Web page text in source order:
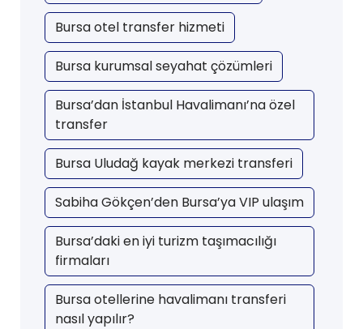
Bursa otel transfer hizmeti
Bursa kurumsal seyahat çözümleri
Bursa’dan İstanbul Havalimanı’na özel
transfer
Bursa Uludağ kayak merkezi transferi
Sabiha Gökçen’den Bursa’ya VIP ulaşım
Bursa’daki en iyi turizm taşımacılığı
firmaları
Bursa otellerine havalimanı transferi
nasıl yapılır?